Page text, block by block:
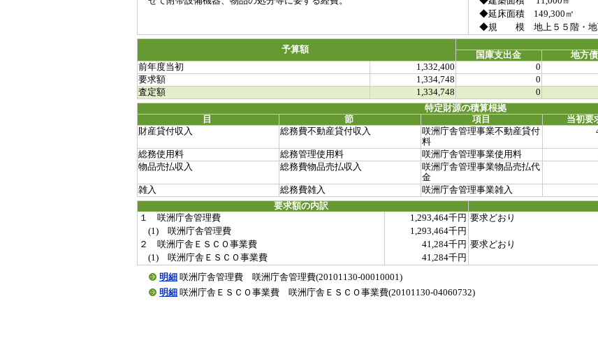
◆延床面積 149,300㎡
◆規 模 地上５５階・地下
予算額
国庫支出金
地方債
前年度当初
1,332,400 0
要求額
1,334,748 0
査定額
1,334,748 0
特定財源の積算根拠
目
節 項目 当初要
財産貸付収入
総務費不動産貸付収入
咲洲庁舎管理事業不動産貸付
料
総務使用料 総務管理使用料 咲洲庁舎管理事業使用料
物品売払収入
総務費物品売払収入
咲洲庁舎管理事業物品売払代
金
雑入 総務費雑入 咲洲庁舎管理事業雑入
要求額の内訳
１ 咲洲庁舎管理費
1,293,464千円 要求どおり
(1) 咲洲庁舎管理費
1,293,464千円
２ 咲洲庁舎ＥＳＣＯ事業費
41,284千円 要求どおり
(1) 咲洲庁舎ＥＳＣＯ事業費
41,284千円
明細 咲洲庁舎管理費 咲洲庁舎管理費(20101130-00010001)
明細 咲洲庁舎ＥＳＣＯ事業費 咲洲庁舎ＥＳＣＯ事業費(20101130-04060732)